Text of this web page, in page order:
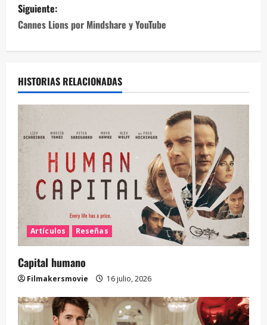
Siguiente:
Cannes Lions por Mindshare y YouTube
HISTORIAS RELACIONADAS
Artículos Reseñas
Capital humano
Filmakersmovie 16 julio, 2026